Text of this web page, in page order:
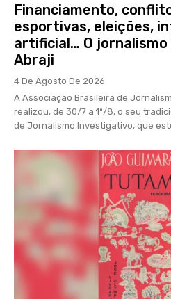
Financiamento,
esportivas, eleições,
artificial… O jornalismo
Abraji
4 De Agosto De 2026
A Associação Brasileira de
realizou, de 30/7 a 1º/8, o seu
de Jornalismo Investigativo, que